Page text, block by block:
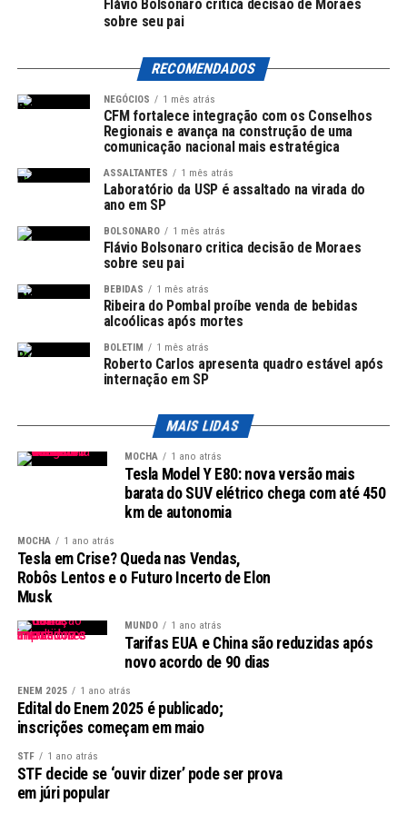
garantir a isonomia entre as empresas participantes. O
concordam que a dupla fase proposta pela Antaq exclui
operadores que já estão no porto, criando um cenário de
competição desigual. A exclusão deliberada de
incumbentes, como a Maersk e a MSC, gera
preocupações sobre a equidade do processo.
Leia Também: Ribeira do Pombal
proíbe venda de bebidas alcoólicas
após mortes
que assina o parecer, ressalta que a proposta de realizar
o leilão em duas fases não apresenta uma
fundamentação técnica adequada. Segundo ela, não há
evidências concretas que justifiquem essa exclusão,
especialmente considerando que a obrigação de
ambiente mais competitivo.
Aposição do Governo e do Ministério
da Fazenda
Potenciais Riscos
O Ministério da Fazenda levantou suas próprias
duas fases, alertando para o risco de judicialização do
processo. A iminência de complicações legais preocupa
que já manifestou sua disposição de respeitar a
recomendação do relator, ministro Antonio Anastasia.
Argumentos das Partes Interessadas
Flávio Bolsonaro critica decisão de Moraes
sobre seu pai
RECOMENDADOS
NEGÓCIOS 1 mês atrás
CFM fortalece integração com os Conselhos
Regionais e avança na construção de uma
comunicação nacional mais estratégica
ASSALTANTES 1 mês atrás
Laboratório da USP é assaltado na virada do
ano em SP
BOLSONARO 1 mês atrás
Flávio Bolsonaro critica decisão de Moraes
sobre seu pai
BEBIDAS 1 mês atrás
Ribeira do Pombal proíbe venda de bebidas
alcoólicas após mortes
BOLETIM 1 mês atrás
Roberto Carlos apresenta quadro estável após
internação em SP
MAIS LIDAS
MOCHA 1 ano atrás
Tesla Model Y E80: nova versão mais
barata do SUV elétrico chega com até 450
km de autonomia
MOCHA 1 ano atrás
Tesla em Crise? Queda nas Vendas,
Robôs Lentos e o Futuro Incerto de Elon
Musk
MUNDO 1 ano atrás
Tarifas EUA e China são reduzidas após
novo acordo de 90 dias
ENEM 2025 1 ano atrás
Edital do Enem 2025 é publicado;
inscrições começam em maio
STF 1 ano atrás
STF decide se ‘ouvir dizer’ pode ser prova
em júri popular